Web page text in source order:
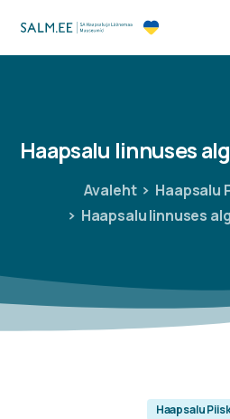
Haapsalu linnuses
Avaleht
Haapsalu
Haapsalu linnuses
Haapsalu